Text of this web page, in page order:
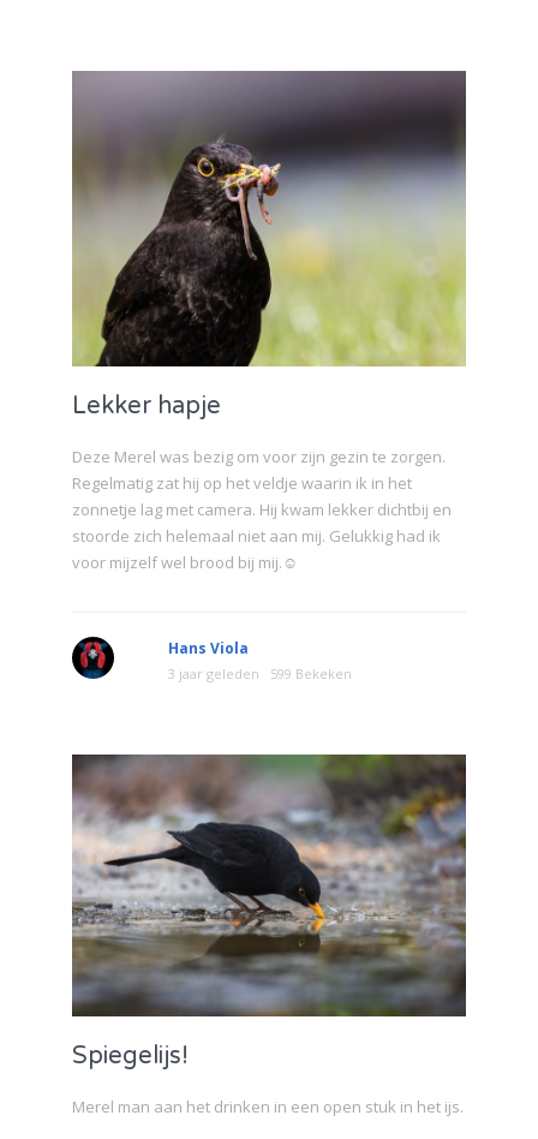
Lekker hapje
Deze Merel was bezig om voor zijn gezin te zorgen.
Regelmatig zat hij op het veldje waarin ik in het
zonnetje lag met camera. Hij kwam lekker dichtbij en
stoorde zich helemaal niet aan mij. Gelukkig had ik
voor mijzelf wel brood bij mij.☺
Hans Viola
3 jaar geleden 599 Bekeken
Spiegelijs!
Merel man aan het drinken in een open stuk in het ijs.